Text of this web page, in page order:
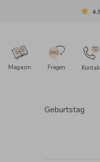
Magazin Fragen
Geburtstag